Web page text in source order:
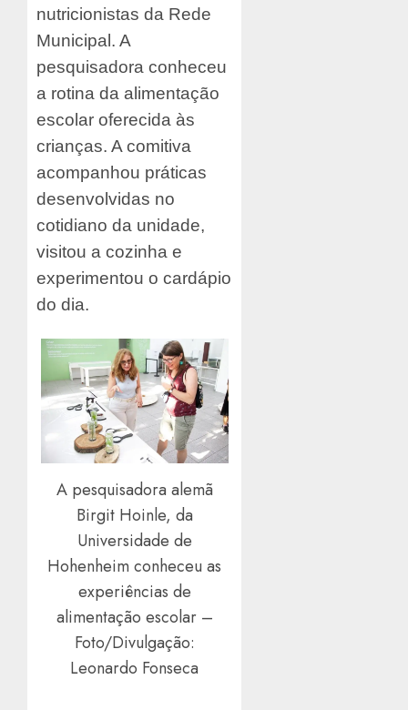
nutricionistas da Rede
Municipal. A
pesquisadora conheceu
a rotina da alimentação
escolar oferecida às
crianças. A comitiva
acompanhou práticas
desenvolvidas no
cotidiano da unidade,
visitou a cozinha e
experimentou o cardápio
do dia.
A pesquisadora alemã
Birgit Hoinle, da
Universidade de
Hohenheim conheceu as
experiências de
alimentação escolar –
Foto/Divulgação:
Leonardo Fonseca